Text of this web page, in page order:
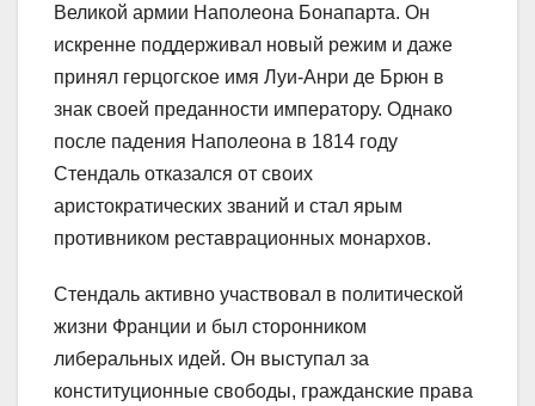
Великой армии Наполеона Бонапарта. Он
искренне поддерживал новый режим и даже
принял герцогское имя Луи-Анри де Брюн в
знак своей преданности императору. Однако
после падения Наполеона в 1814 году
Стендаль отказался от своих
аристократических званий и стал ярым
противником реставрационных монархов.
Стендаль активно участвовал в политической
жизни Франции и был сторонником
либеральных идей. Он выступал за
конституционные свободы, гражданские права